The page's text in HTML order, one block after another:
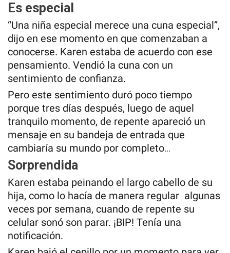
Es especial
“Una niña especial merece una cuna especial”,
dijo en ese momento en que comenzaban a
conocerse. Karen estaba de acuerdo con ese
pensamiento. Vendió la cuna con un
sentimiento de confianza.
Pero este sentimiento duró poco tiempo
porque tres días después, luego de aquel
tranquilo momento, de repente apareció un
mensaje en su bandeja de entrada que
cambiaría su mundo por completo…
Sorprendida
Karen estaba peinando el largo cabello de su
hija, como lo hacía de manera regular algunas
veces por semana, cuando de repente su
celular sonó son parar. ¡BIP! Tenía una
notificación.